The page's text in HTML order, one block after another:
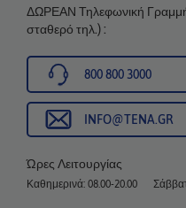
ΔΩΡΕΑΝ Τηλεφωνική Γραμμή
σταθερό τηλ.) :
800 800 3000
INFO@TENA.GR
Ώρες Λειτουργίας
Καθημερινά: 08.00-20.00